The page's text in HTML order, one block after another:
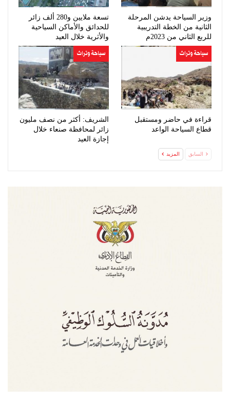
وزير السياحة يدشن المرحلة
الثانية من الخطة التدريبية
للربع الثاني من 2023م
تسعة ملايين و280 ألف زائر
للحدائق والأماكن السياحية
والأثرية خلال العيد
سياحة وتراث
قراءة في حاضر ومستقبل
قطاع السياحة الواعد
سياحة وتراث
الشريف: أكثر من نصف مليون
زائر لمحافظة صنعاء خلال
إجازة العيد
السابق المزيد